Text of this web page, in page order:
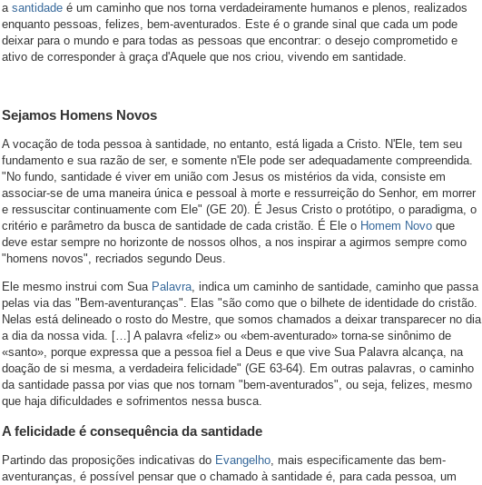
a santidade é um caminho que nos torna verdadeiramente humanos e plenos, realizados
enquanto pessoas, felizes, bem-aventurados. Este é o grande sinal que cada um pode
deixar para o mundo e para todas as pessoas que encontrar: o desejo comprometido e
ativo de corresponder à graça d'Aquele que nos criou, vivendo em santidade.
Sejamos Homens Novos
A vocação de toda pessoa à santidade, no entanto, está ligada a Cristo. N'Ele, tem seu
fundamento e sua razão de ser, e somente n'Ele pode ser adequadamente compreendida.
"No fundo, santidade é viver em união com Jesus os mistérios da vida, consiste em
associar-se de uma maneira única e pessoal à morte e ressurreição do Senhor, em morrer
e ressuscitar continuamente com Ele" (GE 20). É Jesus Cristo o protótipo, o paradigma, o
critério e parâmetro da busca de santidade de cada cristão. É Ele o Homem Novo que
deve estar sempre no horizonte de nossos olhos, a nos inspirar a agirmos sempre como
"homens novos", recriados segundo Deus.
Ele mesmo instrui com Sua Palavra, indica um caminho de santidade, caminho que passa
pelas via das "Bem-aventuranças". Elas "são como que o bilhete de identidade do cristão.
Nelas está delineado o rosto do Mestre, que somos chamados a deixar transparecer no dia
a dia da nossa vida. […] A palavra «feliz» ou «bem-aventurado» torna-se sinônimo de
«santo», porque expressa que a pessoa fiel a Deus e que vive Sua Palavra alcança, na
doação de si mesma, a verdadeira felicidade" (GE 63-64). Em outras palavras, o caminho
da santidade passa por vias que nos tornam "bem-aventurados", ou seja, felizes, mesmo
que haja dificuldades e sofrimentos nessa busca.
A felicidade é consequência da santidade
Partindo das proposições indicativas do Evangelho, mais especificamente das bem-
aventuranças, é possível pensar que o chamado à santidade é, para cada pessoa, um